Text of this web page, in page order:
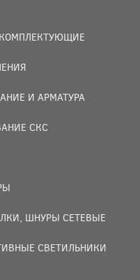
И АРМАТУРА
СКС
ШНУРЫ СЕТЕВЫЕ
СВЕТИЛЬНИКИ